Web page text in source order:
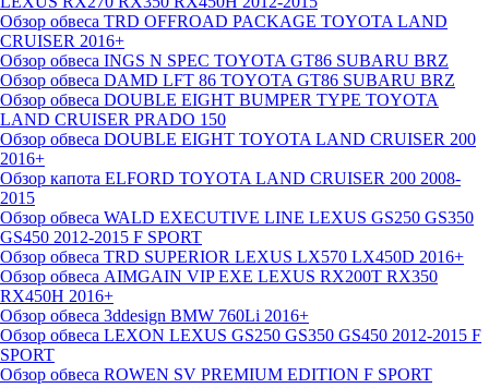
Обзор обвеса TRD OFFROAD PACKAGE TOYOTA LAND
CRUISER 2016+
Обзор обвеса INGS N SPEC TOYOTA GT86 SUBARU BRZ
Обзор обвеса DAMD LFT 86 TOYOTA GT86 SUBARU BRZ
Обзор обвеса DOUBLE EIGHT BUMPER TYPE TOYOTA
LAND CRUISER PRADO 150
Обзор обвеса DOUBLE EIGHT TOYOTA LAND CRUISER 200
2016+
Обзор капота ELFORD TOYOTA LAND CRUISER 200 2008-
2015
Обзор обвеса WALD EXECUTIVE LINE LEXUS GS250 GS350
GS450 2012-2015 F SPORT
Обзор обвеса TRD SUPERIOR LEXUS LX570 LX450D 2016+
Обзор обвеса AIMGAIN VIP EXE LEXUS RX200T RX350
RX450H 2016+
Обзор обвеса 3ddesign BMW 760Li 2016+
Обзор обвеса LEXON LEXUS GS250 GS350 GS450 2012-2015 F
SPORT
Обзор обвеса ROWEN SV PREMIUM EDITION F SPORT